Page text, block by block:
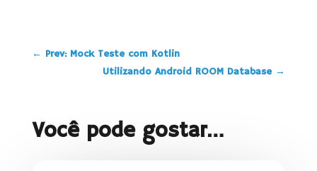
← Prev: Mock Teste com Kotlin
Utilizando Android ROOM Database→
Você pode gostar…